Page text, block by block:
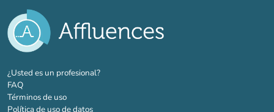
¿Usted es un profesional?(nueva pestaña)
FAQ
Términos de uso
Política de uso de datos